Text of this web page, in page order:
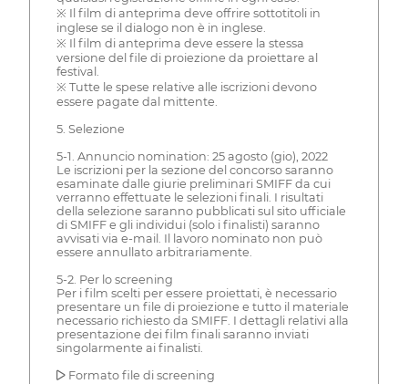
※ Il film di anteprima deve offrire sottotitoli in
inglese se il dialogo non è in inglese.
※ Il film di anteprima deve essere la stessa
versione del file di proiezione da proiettare al
festival.
※ Tutte le spese relative alle iscrizioni devono
essere pagate dal mittente.
5. Selezione
5-1. Annuncio nomination: 25 agosto (gio), 2022
Le iscrizioni per la sezione del concorso saranno
esaminate dalle giurie preliminari SMIFF da cui
verranno effettuate le selezioni finali. I risultati
della selezione saranno pubblicati sul sito ufficiale
di SMIFF e gli individui (solo i finalisti) saranno
avvisati via e-mail. Il lavoro nominato non può
essere annullato arbitrariamente.
5-2. Per lo screening
Per i film scelti per essere proiettati, è necessario
presentare un file di proiezione e tutto il materiale
necessario richiesto da SMIFF. I dettagli relativi alla
presentazione dei film finali saranno inviati
singolarmente ai finalisti.
▶ Formato file di screening